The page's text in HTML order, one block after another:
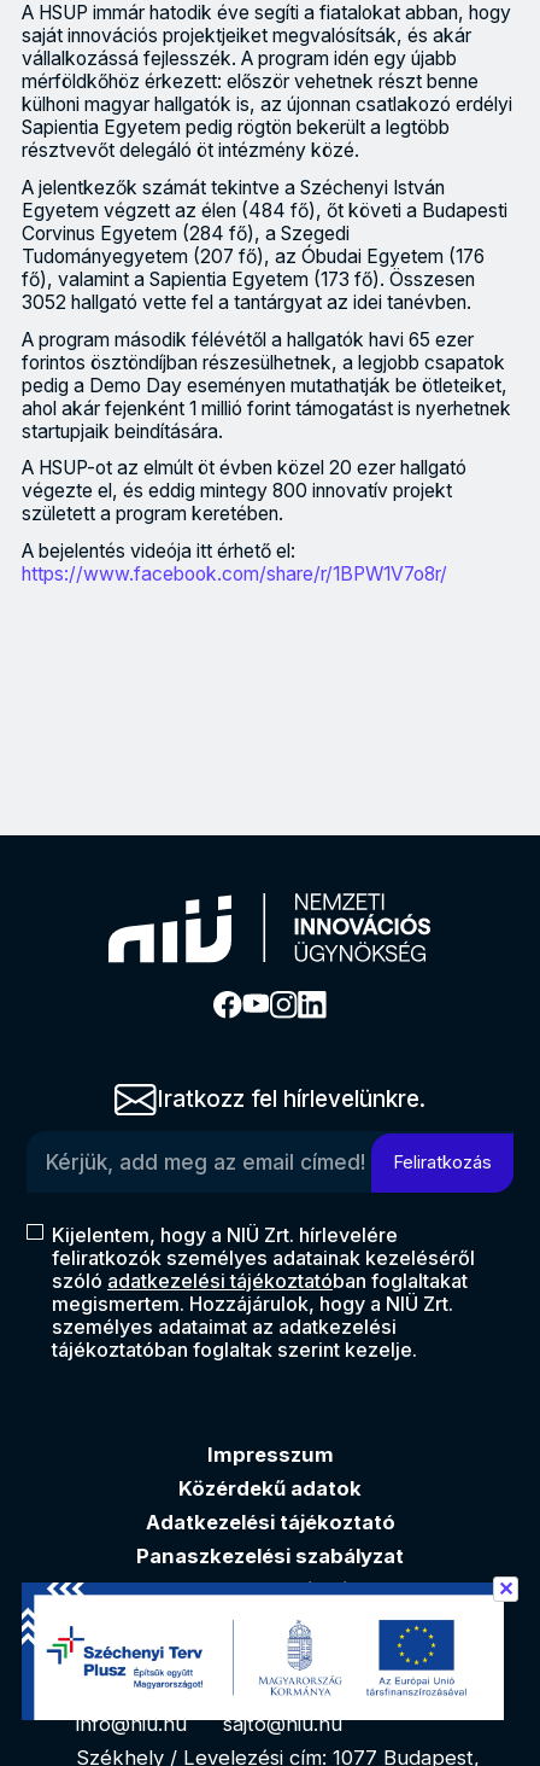
A HSUP immár hatodik éve segíti a fiatalokat abban, hogy
saját innovációs projektjeiket megvalósítsák, és akár
vállalkozássá fejlesszék. A program idén egy újabb
mérföldkőhöz érkezett: először vehetnek részt benne
külhoni magyar hallgatók is, az újonnan csatlakozó erdélyi
Sapientia Egyetem pedig rögtön bekerült a legtöbb
résztvevőt delegáló öt intézmény közé.
A jelentkezők számát tekintve a Széchenyi István
Egyetem végzett az élen (484 fő), őt követi a Budapesti
Corvinus Egyetem (284 fő), a Szegedi
Tudományegyetem (207 fő), az Óbudai Egyetem (176
fő), valamint a Sapientia Egyetem (173 fő). Összesen
3052 hallgató vette fel a tantárgyat az idei tanévben.
A program második félévétől a hallgatók havi 65 ezer
forintos ösztöndíjban részesülhetnek, a legjobb csapatok
pedig a Demo Day eseményen mutathatják be ötleteiket,
ahol akár fejenként 1 millió forint támogatást is nyerhetnek
startupjaik beindítására.
A HSUP-ot az elmúlt öt évben közel 20 ezer hallgató
végezte el, és eddig mintegy 800 innovatív projekt
született a program keretében.
A bejelentés videója itt érhető el:
https://www.facebook.com/share/r/1BPW1V7o8r/
Iratkozz fel hírlevelünkre.
Feliratkozás
Kijelentem, hogy a NIÜ Zrt. hírlevelére
feliratkozók személyes adatainak kezeléséről
szóló adatkezelési tájékoztatóban foglaltakat
megismertem. Hozzájárulok, hogy a NIÜ Zrt.
személyes adataimat az adatkezelési
tájékoztatóban foglaltak szerint kezelje.
Impresszum
Közérdekű adatok
Adatkezelési tájékoztató
Panaszkezelési szabályzat
Akadálymentesítési nyilatkozat
Elérhetőségek
info@niu.hu
sajto@niu.hu
Székhely / Levelezési cím: 1077 Budapest,
✕